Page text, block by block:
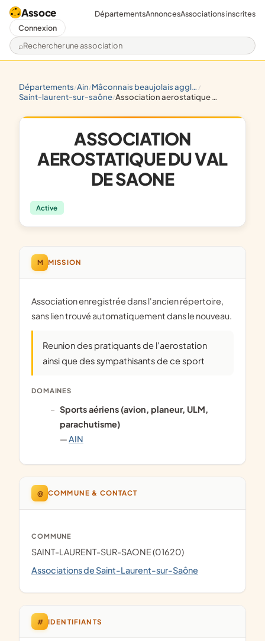
Assoce
Rechercher une association
DépartementsAnnoncesAssociations inscrites
Connexion
départements/ ain/ mâconnais beaujolais agglomération /
saint-laurent-sur-saône/ association aerostatique du val de saone
ASSOCIATION
AEROSTATIQUE DU VAL
DE SAONE
Active
M MISSION
Association enregistrée dans l'ancien répertoire,
sans lien trouvé automatiquement dans le nouveau.
Reunion des pratiquants de l'aerostation
ainsi que des sympathisants de ce sport
DOMAINES
Sports aériens (avion, planeur, ULM,
parachutisme)
—AIN
@ COMMUNE & CONTACT
COMMUNE
SAINT-LAURENT-SUR-SAONE (01620)
Associations de Saint-Laurent-sur-Saône
# IDENTIFIANTS